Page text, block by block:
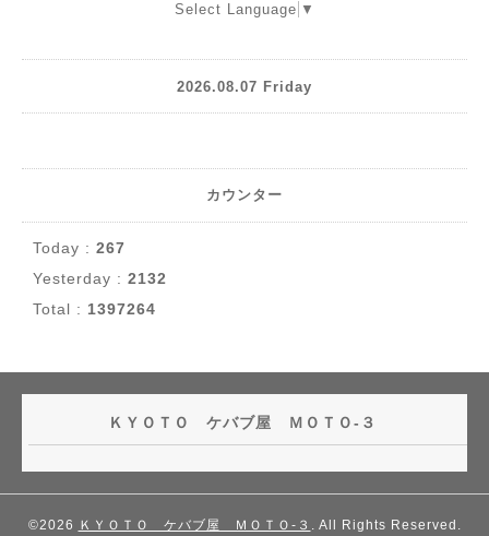
Select Language ▼
2026.08.07 Friday
カウンター
Today : 267
Yesterday : 2132
Total : 1397264
ＫＹＯＴＯ ケバブ屋 ＭＯＴＯ-３
©2026 ＫＹＯＴＯ ケバブ屋 ＭＯＴＯ-３ . All Rights Reserved.